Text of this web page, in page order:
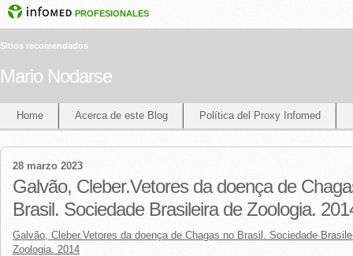
PROFESIONALES
Sitios recomendados
Mario Nodarse
Home Acerca de este Blog Política del Proxy Infomed
28 marzo 2023
Galvão, Cleber.Vetores da doença de
Brasil. Sociedade Brasileira de Zoologia.
Galvão, Cleber.Vetores da doença de Chagas no Brasil. Sociedade
Zoologia. 2014